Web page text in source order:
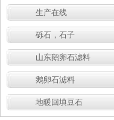
生产在线
砾石，石子
山东鹅卵石滤料
鹅卵石滤料
地暖回填豆石